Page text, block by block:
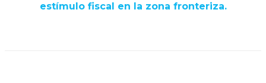
estímulo fiscal en la zona fronteriza.